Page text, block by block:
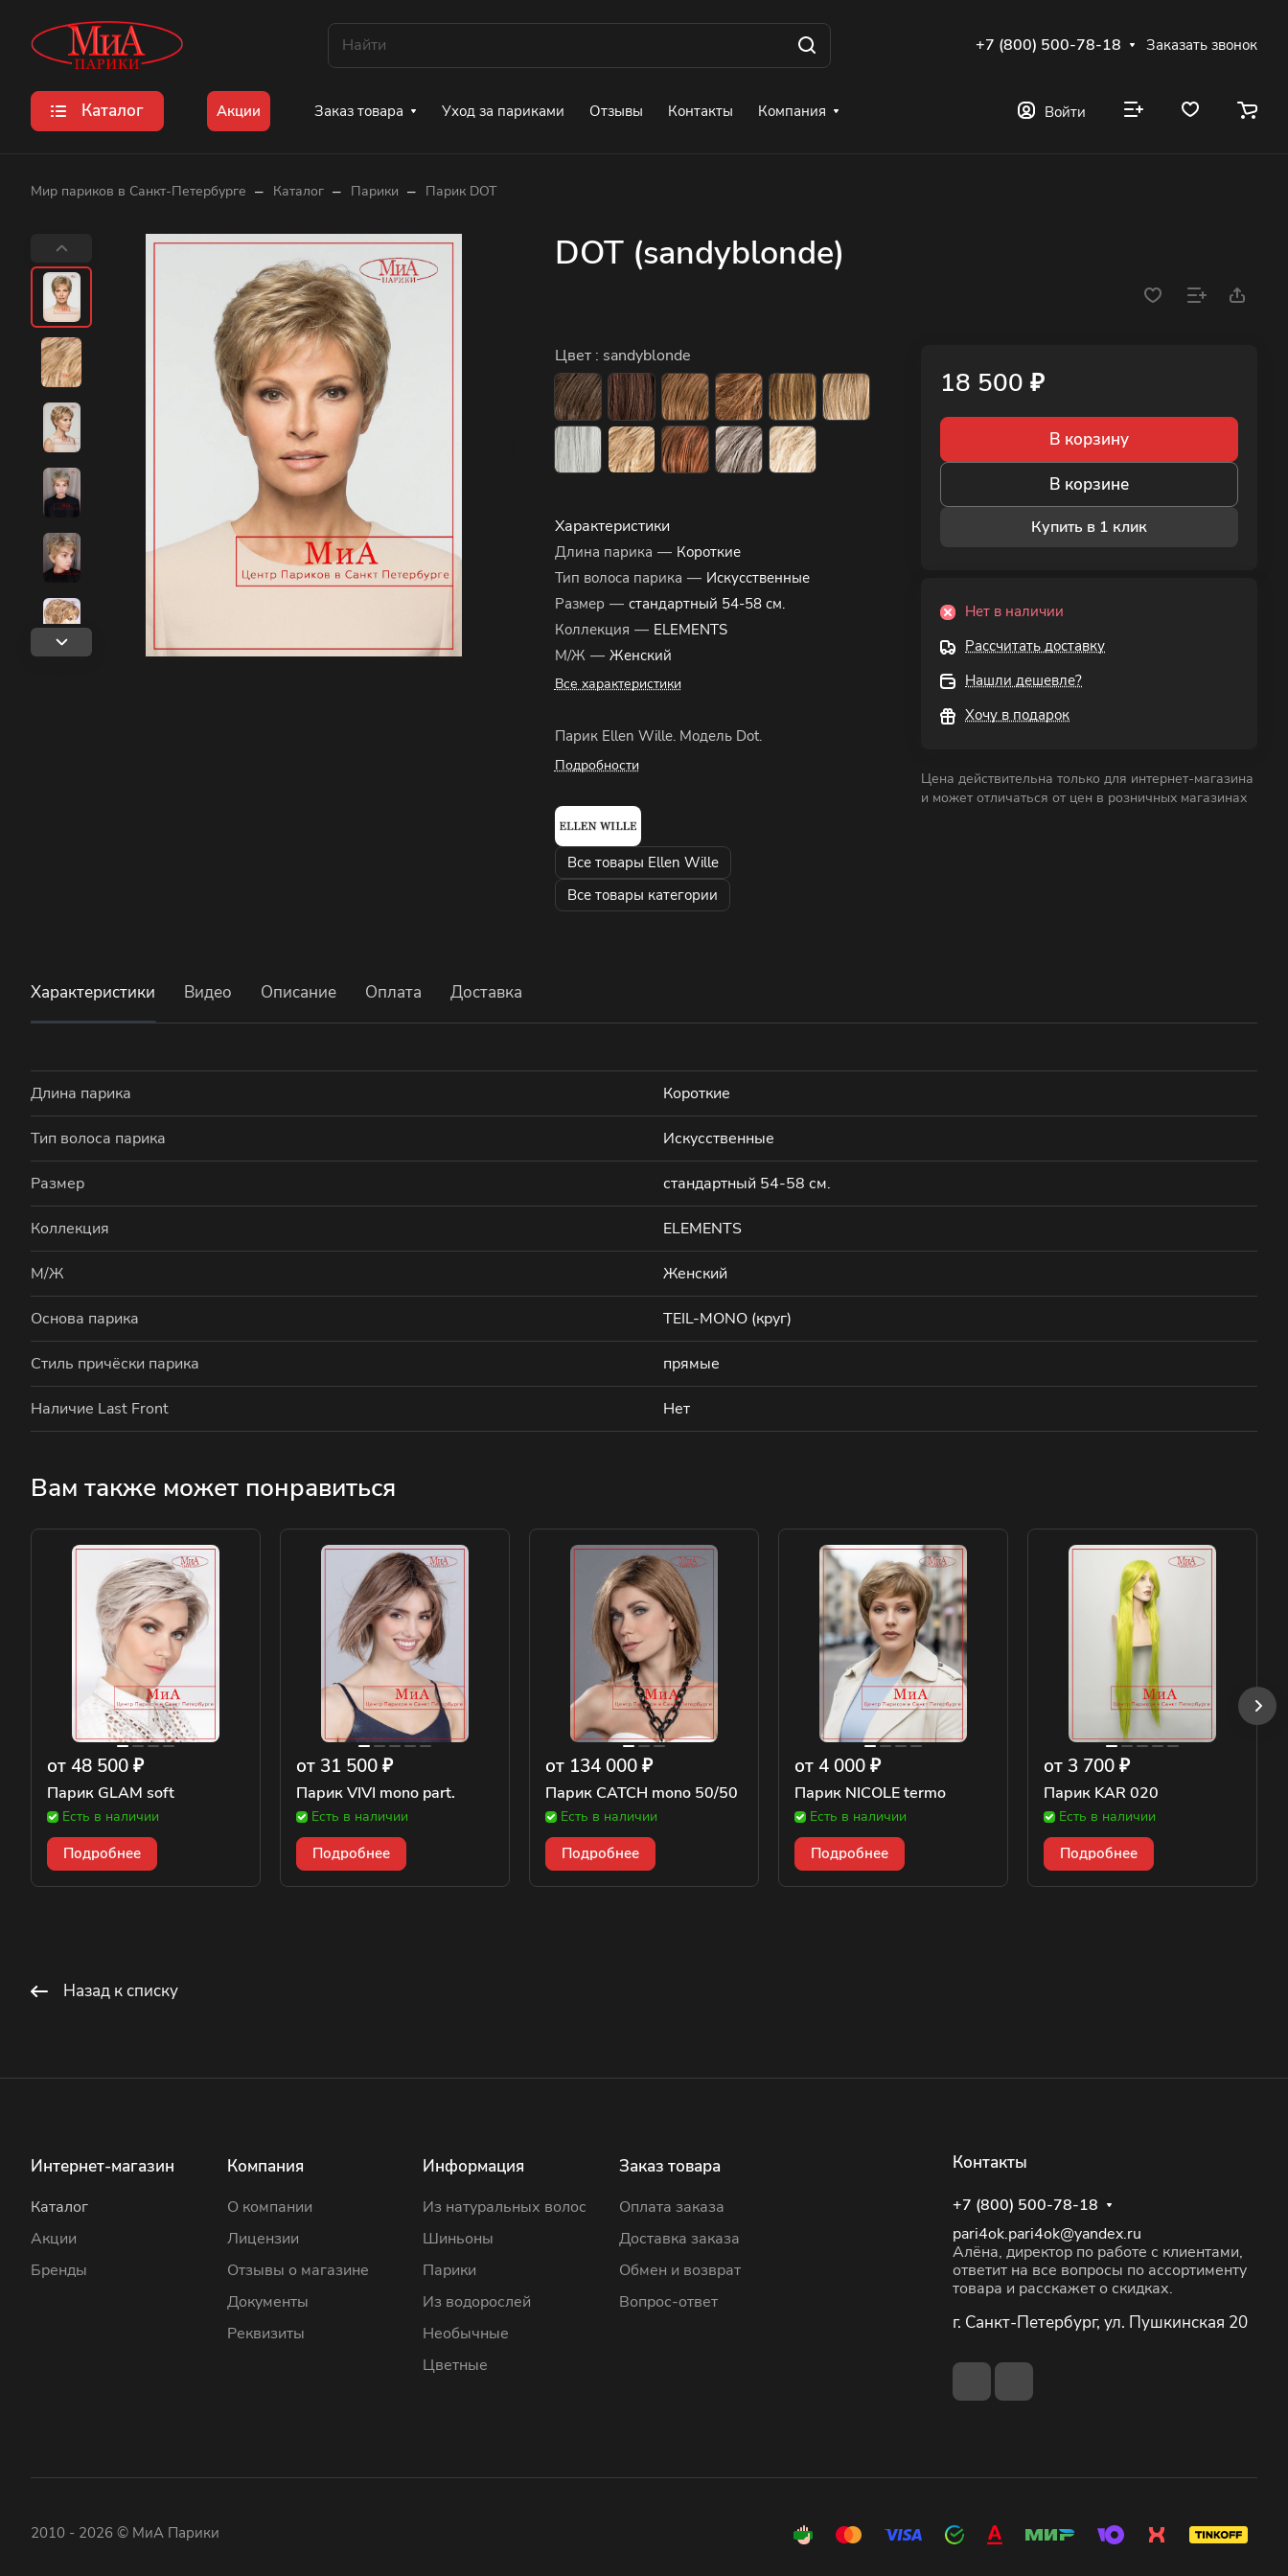
+7 (800) 500-78-18 Заказать звонок
Каталог Акции Заказ товара Уход за париками Отзывы Контакты Компания Войти
Мир париков в Санкт-Петербурге – Каталог – Парики – Парик DOT
DOT (sandyblonde)
Цвет : sandyblonde
Характеристики
Длина парика — Короткие
Тип волоса парика — Искусственные
Размер — стандартный 54-58 см.
Коллекция — ELEMENTS
М/Ж — Женский
Все характеристики
Парик Ellen Wille. Модель Dot.
Подробности
Все товары Ellen Wille
Все товары категории
18 500 ₽
В корзину
В корзине
Купить в 1 клик
Нет в наличии
Рассчитать доставку
Нашли дешевле?
Хочу в подарок
Цена действительна только для интернет-магазина
и может отличаться от цен в розничных магазинах
Характеристики Видео Описание Оплата Доставка
Длина парика Короткие
Тип волоса парика Искусственные
Размер стандартный 54-58 см.
Коллекция ELEMENTS
М/Ж Женский
Основа парика TEIL-MONO (круг)
Стиль причёски парика прямые
Наличие Last Front Нет
Вам также может понравиться
от 48 500 ₽
Парик GLAM soft
Есть в наличии
Подробнее
от 31 500 ₽
Парик VIVI mono part.
Есть в наличии
Подробнее
от 134 000 ₽
Парик CATCH mono 50/50
Есть в наличии
Подробнее
от 4 000 ₽
Парик NICOLE termo
Есть в наличии
Подробнее
от 3 700 ₽
Парик KAR 020
Есть в наличии
Подробнее
Назад к списку
Интернет-магазин
Каталог
Акции
Бренды
Компания
О компании
Лицензии
Отзывы о магазине
Документы
Реквизиты
Информация
Из натуральных волос
Шиньоны
Парики
Из водорослей
Необычные
Цветные
Заказ товара
Оплата заказа
Доставка заказа
Обмен и возврат
Вопрос-ответ
Контакты
+7 (800) 500-78-18
pari4ok.pari4ok@yandex.ru
Алёна, директор по работе с клиентами,
ответит на все вопросы по ассортименту
товара и расскажет о скидках.
г. Санкт-Петербург, ул. Пушкинская 20
2010 - 2026 © МиА Парики